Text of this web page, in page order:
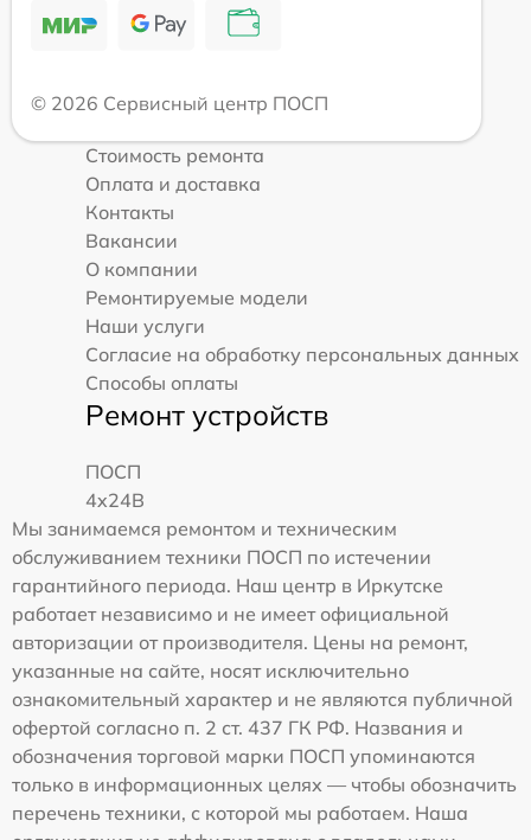
© 2026 Сервисный центр ПОСП
Стоимость ремонта
Оплата и доставка
Контакты
Вакансии
О компании
Ремонтируемые модели
Наши услуги
Согласие на обработку персональных данных
Способы оплаты
Ремонт устройств
ПОСП
4x24B
Мы занимаемся ремонтом и техническим
обслуживанием техники ПОСП по истечении
гарантийного периода. Наш центр в Иркутске
работает независимо и не имеет официальной
авторизации от производителя. Цены на ремонт,
указанные на сайте, носят исключительно
ознакомительный характер и не являются публичной
офертой согласно п. 2 ст. 437 ГК РФ. Названия и
обозначения торговой марки ПОСП упоминаются
только в информационных целях — чтобы обозначить
перечень техники, с которой мы работаем. Наша